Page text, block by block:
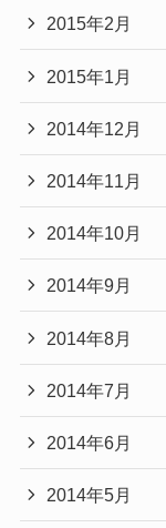
2015年2月
2015年1月
2014年12月
2014年11月
2014年10月
2014年9月
2014年8月
2014年7月
2014年6月
2014年5月